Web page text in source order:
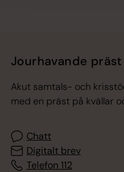
Jourhavande präst
Akut samtals- och
med en präst på kvällar
Chatt
Digitalt brev
Telefon 112